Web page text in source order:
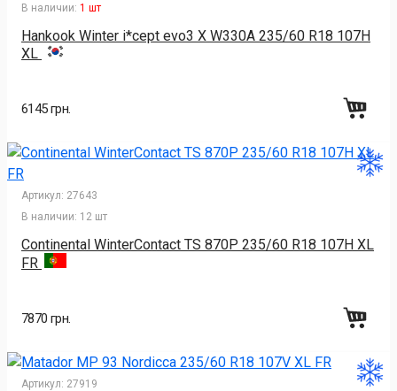
В наличии: 1 шт
Hankook Winter i*cept evo3 X W330A 235/60 R18 107H
XL
6145 грн.
Артикул: 27643
В наличии: 12 шт
Continental WinterContact TS 870P 235/60 R18 107H XL
FR
7870 грн.
Артикул: 27919